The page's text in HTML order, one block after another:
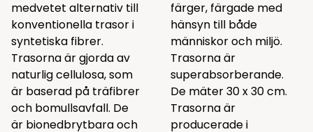
medvetet alternativ till
konventionella trasor i
syntetiska fibrer.
Trasorna är gjorda av
naturlig cellulosa, som
är baserad på träfibrer
och bomullsavfall. De
är bionedbrytbara och
färger, färgade med
hänsyn till både
människor och miljö.
Trasorna är
superabsorberande.
De mäter 30 x 30 cm.
Trasorna är
producerade i